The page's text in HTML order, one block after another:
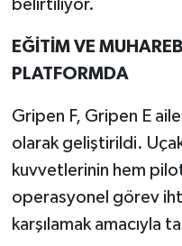
belirtiliyor.
EĞİTİM VE
PLATFORMDA
Gripen F, Gripen E
olarak geliştirildi.
kuvvetlerinin hem
operasyonel görev
karşılamak amacıyla